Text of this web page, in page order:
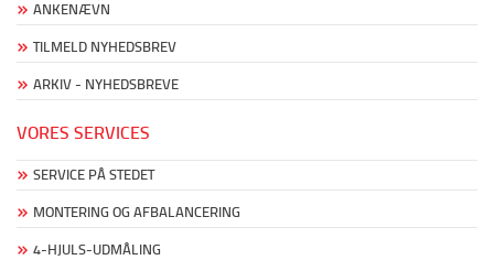
ANKENÆVN
TILMELD NYHEDSBREV
ARKIV - NYHEDSBREVE
VORES SERVICES
SERVICE PÅ STEDET
MONTERING OG AFBALANCERING
4-HJULS-UDMÅLING